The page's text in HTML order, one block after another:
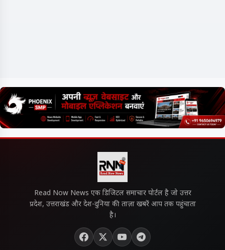
Read Now News एक डिजिटल समाचार पोर्टल है जो उत्तर
प्रदेश, उत्तराखंड और देश-दुनिया की ताज़ा खबरें आप तक पहुंचाता
है।